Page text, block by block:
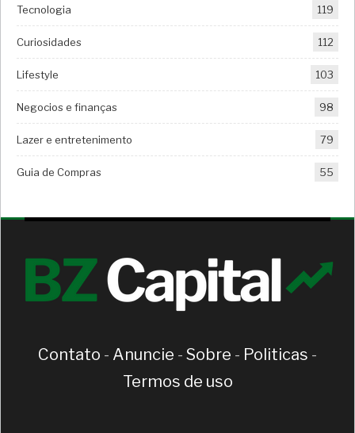
Tecnologia 119
Curiosidades 112
Lifestyle 103
Negocios e finanças 98
Lazer e entretenimento 79
Guia de Compras 55
Contato - Anuncie - Sobre - Politicas -
Termos de uso